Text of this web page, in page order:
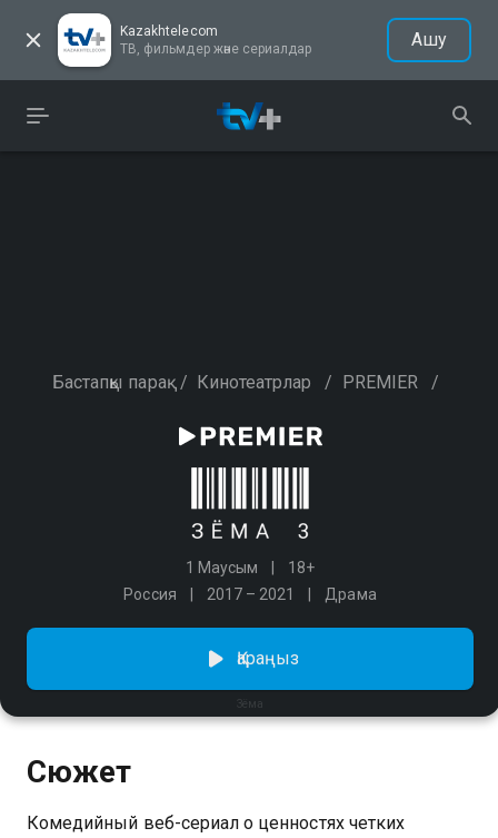
Kazakhtelecom
ТВ, фильмдер және сериалдар
Ашу
Бастапқы парақ / Кинотеатрлар / PREMIER /
1 Маусым
18+
Россия
2017 – 2021 Драма
Зёма
Қараңыз
Сюжет
Комедийный веб-сериал о ценностях четких